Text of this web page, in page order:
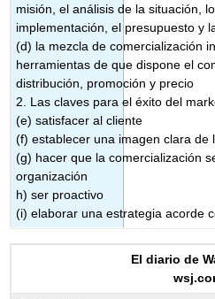
misión, el análisis de la situación,
implementación, el presupuesto y
(d) la mezcla de comercialización
herramientas de que dispone el
distribución, promoción y precio
2. Las claves para el éxito del
(e) satisfacer al cliente
(f) establecer una imagen clara de
(g) hacer que la comercialización
organización
h) ser proactivo
(i) elaborar una estrategia acorde
El diario de